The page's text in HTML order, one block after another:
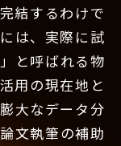
結するわけで
は、実際に試
と呼ばれる物
用の現在地と
大なデータ分
文執筆の補助